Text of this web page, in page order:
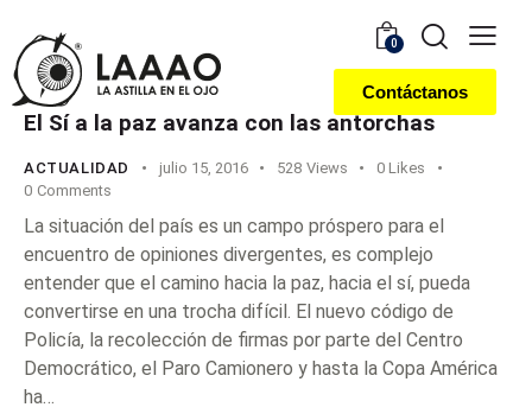
0
Contáctanos
El Sí a la paz avanza con las antorchas
ACTUALIDAD julio 15, 2016 528 Views 0 Likes
0 Comments
La situación del país es un campo próspero para el
encuentro de opiniones divergentes, es complejo
entender que el camino hacia la paz, hacia el sí, pueda
convertirse en una trocha difícil. El nuevo código de
Policía, la recolección de firmas por parte del Centro
Democrático, el Paro Camionero y hasta la Copa América
ha…